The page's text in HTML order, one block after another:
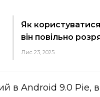
Як
він повільно
Лис 23, 2025
в Android 9.0 Pie,